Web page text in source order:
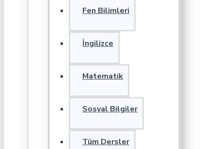
Fen Bilimleri
İngilizce
Matematik
Sosyal Bilgiler
Tüm Dersler